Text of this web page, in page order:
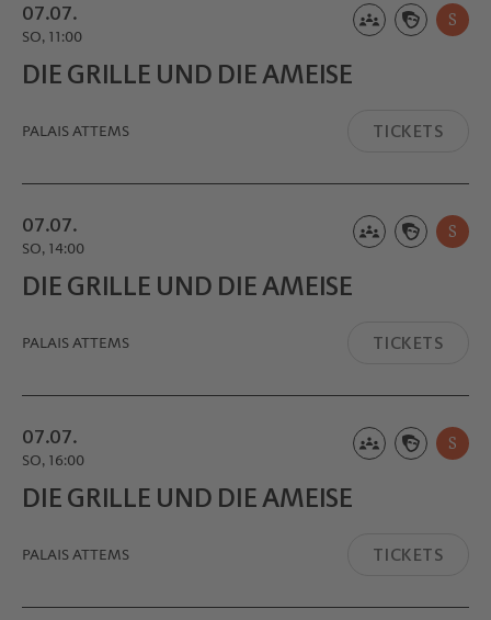
07.07.
SO, 11:00
S
DIE GRILLE UND DIE AMEISE
PALAIS ATTEMS TICKETS
07.07.
SO, 14:00
S
DIE GRILLE UND DIE AMEISE
PALAIS ATTEMS TICKETS
07.07.
SO, 16:00
S
DIE GRILLE UND DIE AMEISE
PALAIS ATTEMS TICKETS